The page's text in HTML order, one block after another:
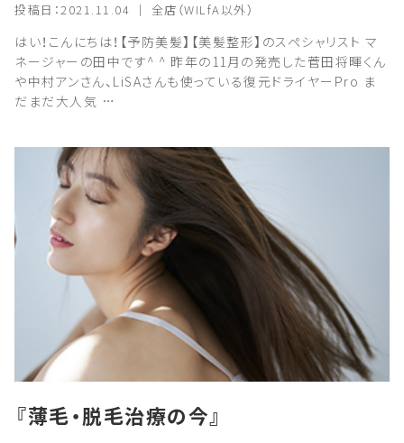
投稿日：2021.11.04 ｜ 全店（WILfA以外）
はい！こんにちは！【予防美髪】【美髪整形】のスペシャリスト マ
ネージャーの田中です^ ^ 昨年の11月の発売した菅田将暉くん
や中村アンさん、LiSAさんも使っている復元ドライヤーPro ま
だまだ大人気 …
『薄毛・脱毛治療の今』